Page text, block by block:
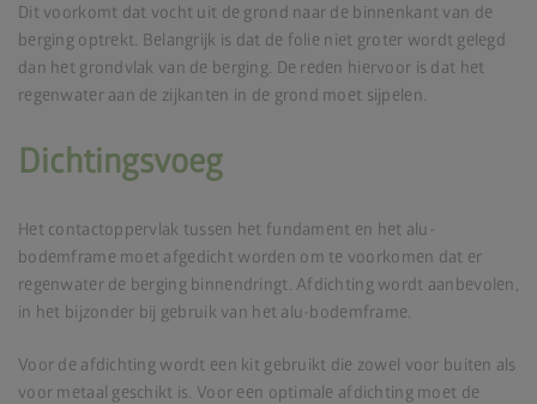
Dit voorkomt dat vocht uit de grond naar de binnenkant van de
berging optrekt. Belangrijk is dat de folie niet groter wordt gelegd
dan het grondvlak van de berging. De reden hiervoor is dat het
regenwater aan de zijkanten in de grond moet sijpelen.
Dichtingsvoeg
Het contactoppervlak tussen het fundament en het alu-
bodemframe moet afgedicht worden om te voorkomen dat er
regenwater de berging binnendringt. Afdichting wordt aanbevolen,
in het bijzonder bij gebruik van het alu-bodemframe.
Voor de afdichting wordt een kit gebruikt die zowel voor buiten als
voor metaal geschikt is. Voor een optimale afdichting moet de